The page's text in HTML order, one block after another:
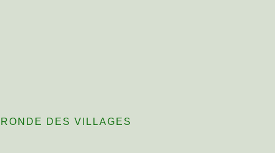
RONDE DES VILLAGES